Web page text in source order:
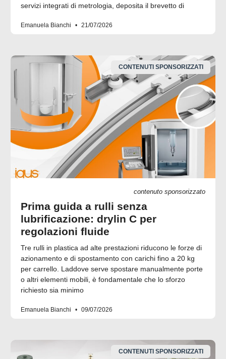
servizi integrati di metrologia, deposita il brevetto di
Emanuela Bianchi 21/07/2026
CONTENUTI SPONSORIZZATI
contenuto sponsorizzato
Prima guida a rulli senza
lubrificazione: drylin C per
regolazioni fluide
Tre rulli in plastica ad alte prestazioni riducono le forze di
azionamento e di spostamento con carichi fino a 20 kg
per carrello. Laddove serve spostare manualmente porte
o altri elementi mobili, è fondamentale che lo sforzo
richiesto sia minimo
Emanuela Bianchi 09/07/2026
CONTENUTI SPONSORIZZATI